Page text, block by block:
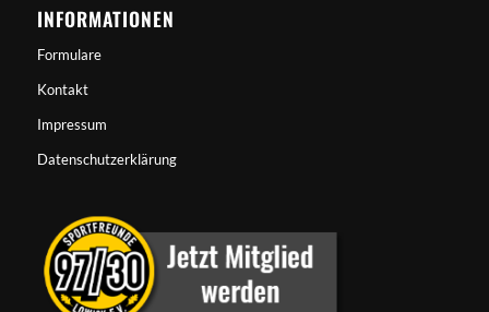
INFORMATIONEN
Formulare
Kontakt
Impressum
Datenschutzerklärung